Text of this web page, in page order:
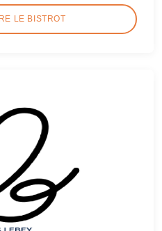
LE BISTROT